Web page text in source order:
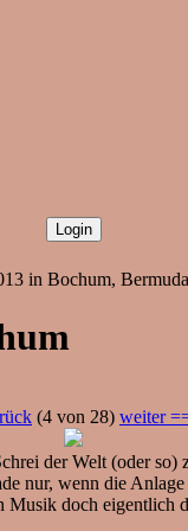
in Bochum,
(4 von 28) weiter
der Welt (oder
nur, wenn die
doch